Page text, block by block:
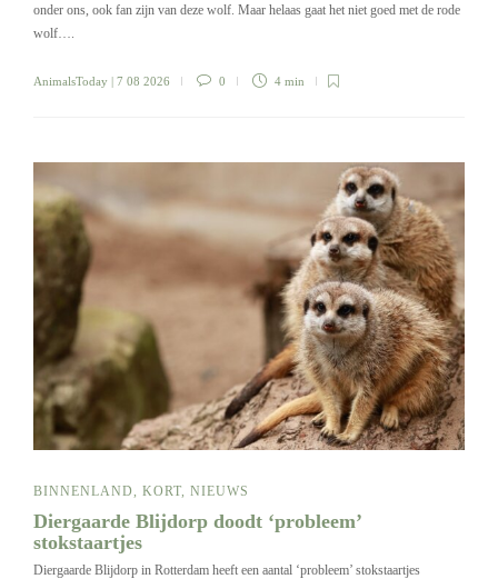
onder ons, ook fan zijn van deze wolf. Maar helaas gaat het niet goed met de rode
wolf….
AnimalsToday | 7 08 2026 0 4 min
BINNENLAND KORT NIEUWS
Diergaarde Blijdorp doodt ‘probleem’
stokstaartjes
Diergaarde Blijdorp in Rotterdam heeft een aantal ‘probleem’ stokstaartjes